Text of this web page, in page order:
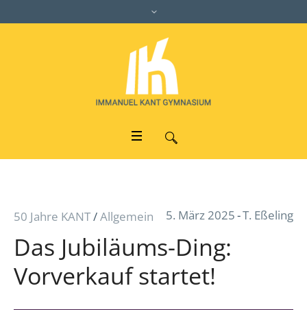
5. März 2025 T. Eßeling
50 Jahre KANT/Allgemein
Das Jubiläums-Ding:
Vorverkauf startet!